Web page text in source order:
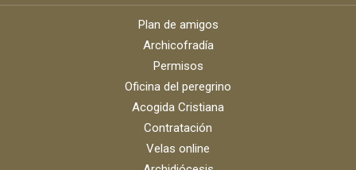
Plan de amigos
Archicofradía
Permisos
Oficina del peregrino
Acogida Cristiana
Contratación
Velas online